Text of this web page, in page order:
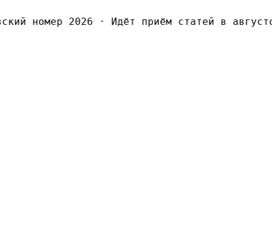
номер 2026· Идёт приём статей в